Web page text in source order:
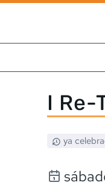
I Re-
ya